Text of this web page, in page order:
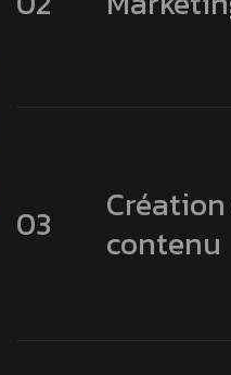
03
contenu